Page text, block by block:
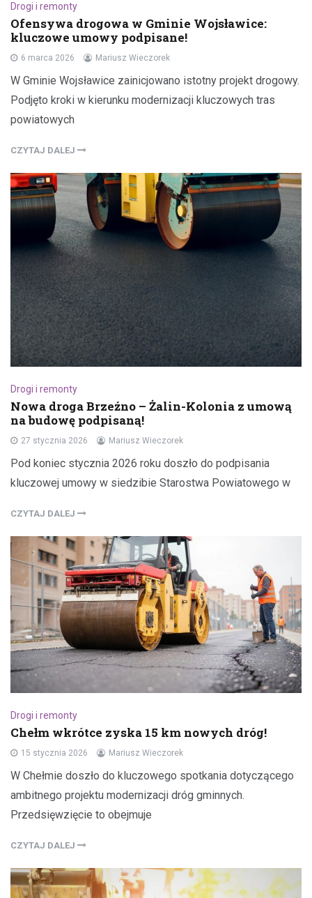
Drogi i remonty
Ofensywa drogowa w Gminie Wojsławice:
kluczowe umowy podpisane!
6 marca 2026 Mariusz Wieczorek
W Gminie Wojsławice zainicjowano istotny projekt drogowy.
Podjęto kroki w kierunku modernizacji kluczowych tras
powiatowych
CZYTAJ DALEJ
Drogi i remonty
Nowa droga Brzeźno – Żalin-Kolonia z umową
na budowę podpisaną!
27 stycznia 2026 Mariusz Wieczorek
Pod koniec stycznia 2026 roku doszło do podpisania
kluczowej umowy w siedzibie Starostwa Powiatowego w
CZYTAJ DALEJ
Drogi i remonty
Chełm wkrótce zyska 15 km nowych dróg!
15 stycznia 2026 Mariusz Wieczorek
W Chełmie doszło do kluczowego spotkania dotyczącego
ambitnego projektu modernizacji dróg gminnych.
Przedsięwzięcie to obejmuje
CZYTAJ DALEJ